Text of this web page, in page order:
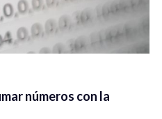
números con la